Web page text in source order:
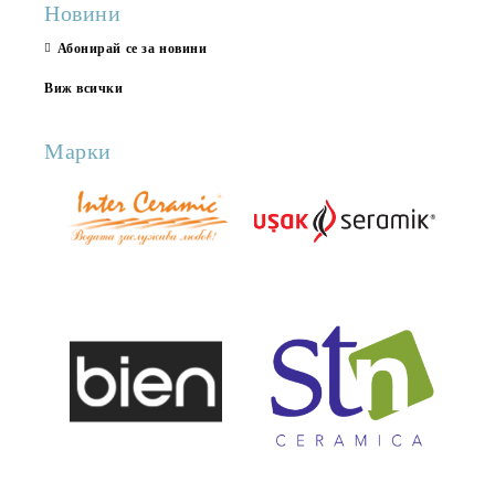
Новини
Абонирай се за новини
Виж всички
Марки